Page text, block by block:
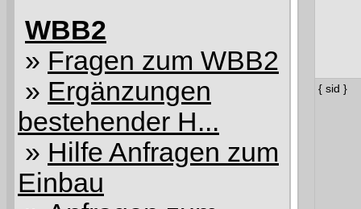
WBB2
» Fragen zum WBB2
» Ergänzungen
bestehender H...
» Hilfe Anfragen zum
Einbau
{ sid }